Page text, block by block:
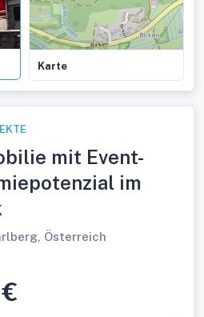
Karte
mit Event-
im
Österreich